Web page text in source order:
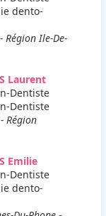
dento-
Région Ile-De-
Laurent
Dentiste
Dentiste
Région
Emilie
Dentiste
dento-